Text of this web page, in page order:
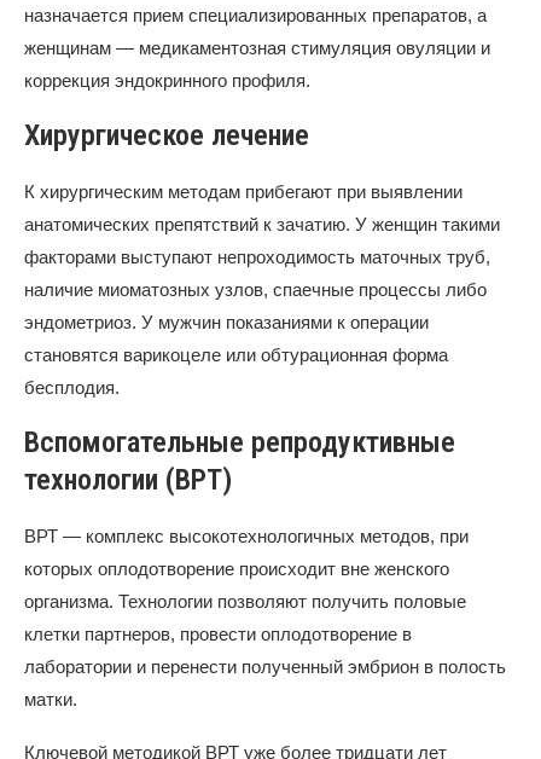
назначается прием специализированных препаратов, а
женщинам — медикаментозная стимуляция овуляции и
коррекция эндокринного профиля.
Хирургическое лечение
К хирургическим методам прибегают при выявлении
анатомических препятствий к зачатию. У женщин такими
факторами выступают непроходимость маточных труб,
наличие миоматозных узлов, спаечные процессы либо
эндометриоз. У мужчин показаниями к операции
становятся варикоцеле или обтурационная форма
бесплодия.
Вспомогательные репродуктивные
технологии (ВРТ)
ВРТ — комплекс высокотехнологичных методов, при
которых оплодотворение происходит вне женского
организма. Технологии позволяют получить половые
клетки партнеров, провести оплодотворение в
лаборатории и перенести полученный эмбрион в полость
матки.
Ключевой методикой ВРТ уже более тридцати лет